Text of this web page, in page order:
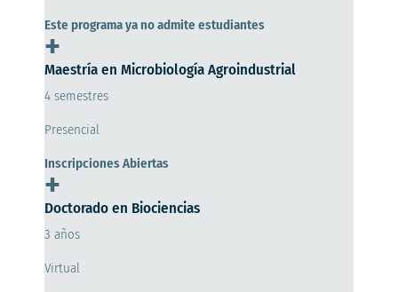
Este programa ya no admite estudiantes
+
Maestría en Microbiología Agroindustrial
4 semestres
Presencial
Inscripciones Abiertas
+
Doctorado en Biociencias
3 años
Virtual